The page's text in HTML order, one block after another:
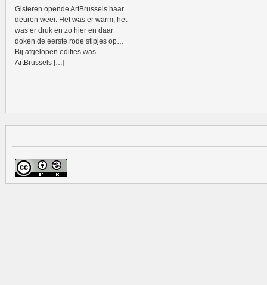
Gisteren opende ArtBrussels haar
deuren weer. Het was er warm, het
was er druk en zo hier en daar
doken de eerste rode stipjes op…
Bij afgelopen edities was
ArtBrussels […]